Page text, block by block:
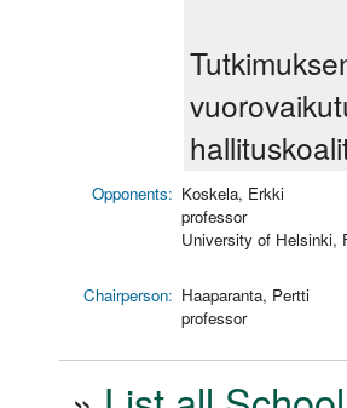
Opponents: Koskela, Erkki
professor
University of Helsinki,
Chairperson: Haaparanta, Pertti
professor